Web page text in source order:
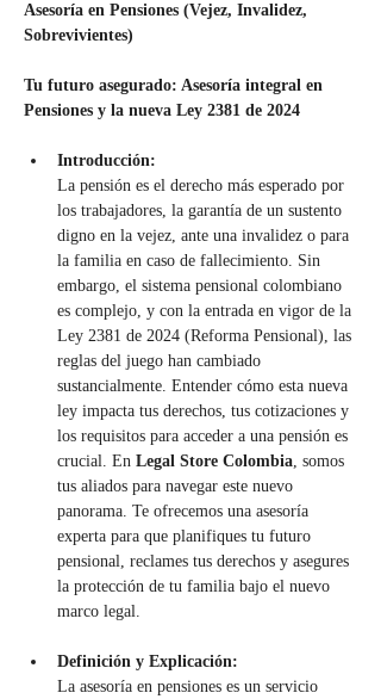
Asesoría en Pensiones (Vejez, Invalidez,
Sobrevivientes)
Tu futuro asegurado: Asesoría integral en
Pensiones y la nueva Ley 2381 de 2024
Introducción:
La pensión es el derecho más esperado por
los trabajadores, la garantía de un sustento
digno en la vejez, ante una invalidez o para
la familia en caso de fallecimiento. Sin
embargo, el sistema pensional colombiano
es complejo, y con la entrada en vigor de la
Ley 2381 de 2024 (Reforma Pensional), las
reglas del juego han cambiado
sustancialmente. Entender cómo esta nueva
ley impacta tus derechos, tus cotizaciones y
los requisitos para acceder a una pensión es
crucial. En Legal Store Colombia, somos
tus aliados para navegar este nuevo
panorama. Te ofrecemos una asesoría
experta para que planifiques tu futuro
pensional, reclames tus derechos y asegures
la protección de tu familia bajo el nuevo
marco legal.
Definición y Explicación:
La asesoría en pensiones es un servicio